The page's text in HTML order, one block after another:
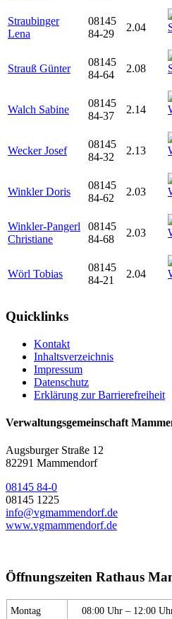
Straubinger
Lena
08145
84-29
2.04
Strauß Günter
08145
84-64
2.08
Walch Sabine
08145
84-37
2.14
Wecker Josef
08145
84-32
2.13
Winkler Doris
08145
84-62
2.03
Winkler-Pangerl
Christiane
08145
84-68
2.03
Wörl Tobias
08145
84-21
2.04
Quicklinks
Kontakt
Inhaltsverzeichnis
Impressum
Datenschutz
Erklärung zur Barrierefreiheit
Verwaltungsgemeinschaft
Augsburger Straße 12
82291 Mammendorf
08145 84-0
08145 1225
info@vgmammendorf.de
www.vgmammendorf.de
Öffnungszeiten Rathaus
Montag 08:00 Uhr – 12:00